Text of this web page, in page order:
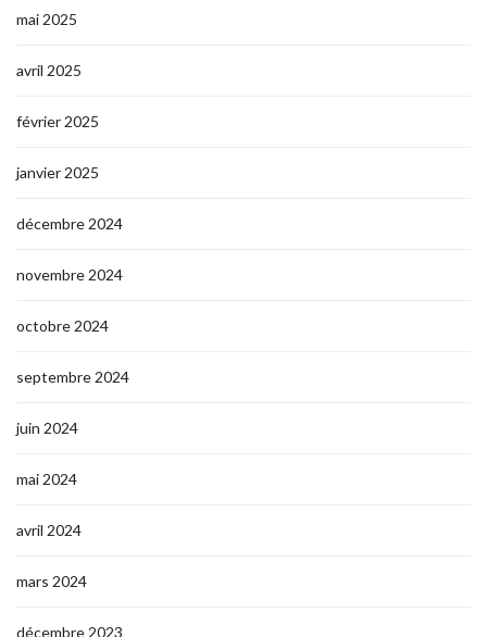
mai 2025
avril 2025
février 2025
janvier 2025
décembre 2024
novembre 2024
octobre 2024
septembre 2024
juin 2024
mai 2024
avril 2024
mars 2024
décembre 2023